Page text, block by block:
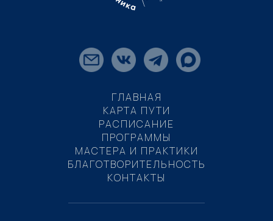
ГЛАВНАЯ
КАРТА ПУТИ
РАСПИСАНИЕ
ПРОГРАММЫ
МАСТЕРА И ПРАКТИКИ
БЛАГОТВОРИТЕЛЬНОСТЬ
КОНТАКТЫ